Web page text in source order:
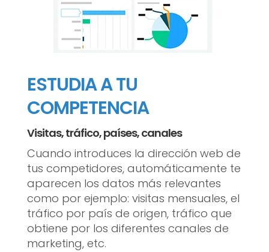
ESTUDIA A TU
COMPETENCIA
Visitas, tráfico, países, canales
Cuando introduces la dirección web de
tus competidores, automáticamente te
aparecen los datos más relevantes
como por ejemplo: visitas mensuales, el
tráfico por país de origen, tráfico que
obtiene por los diferentes canales de
marketing, etc.